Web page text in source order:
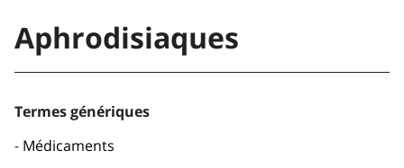
Aphrodisiaques
Termes génériques
Médicaments